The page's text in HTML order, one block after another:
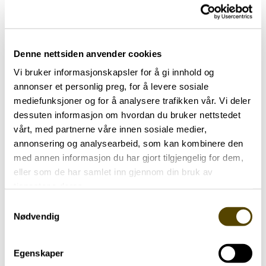
Denne nettsiden anvender cookies
Vi bruker informasjonskapsler for å gi innhold og
annonser et personlig preg, for å levere sosiale
mediefunksjoner og for å analysere trafikken vår. Vi deler
dessuten informasjon om hvordan du bruker nettstedet
vårt, med partnerne våre innen sosiale medier,
annonsering og analysearbeid, som kan kombinere den
med annen informasjon du har gjort tilgjengelig for dem,
eller som de har samlet inn gjennom din bruk av
Nødvendig
Egenskaper
– Alle søvnforstyrrelser, fra innsoving til tidlig og
hyppig oppvåking, er vanlig hos personer med
parkinson. Derfor vil vi også undersøke
måling av søvnkvalitet hos deltakerne. De vil bli
utstyrt med en type pulsklokke som registrerer
søvnkvalitet.
Det glymfatiske system kan undersøkes ved å se
på transporten av spinalvæske gjennom hjernen
og ut av sentralnervesystemet. Ved å
flere dager på rad, og en ser hvor
raskt kontrastvæsken spres seg mellom cellene
og til lymfeknutene. Ved å se hvor lang tid det
tar, kan en sammenligne om «vaskingen» går